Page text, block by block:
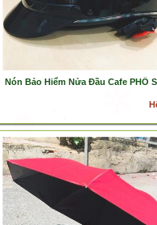
Nón Bảo Hiểm Nửa Đầu Cafe PHỐ